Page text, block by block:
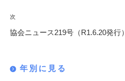
シ
投
稿
次
の
次
協会ニュース219号（R1.6.20発行）
年別に見る